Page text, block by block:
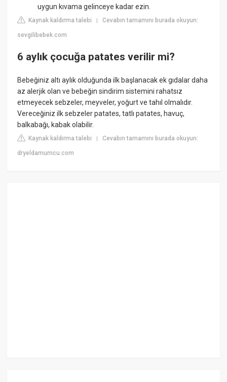
uygun kıvama gelinceye kadar ezin.
Kaynak kaldırma talebi |Cevabın tamamını burada okuyun:
sevgilibebek.com
6 aylık çocuğa patates verilir mi?
Bebeğiniz altı aylık olduğunda ilk başlanacak ek gıdalar daha
az alerjik olan ve bebeğin sindirim sistemini rahatsız
etmeyecek sebzeler, meyveler, yoğurt ve tahıl olmalıdır.
Vereceğiniz ilk sebzeler patates, tatlı patates, havuç,
balkabağı, kabak olabilir.
Kaynak kaldırma talebi |Cevabın tamamını burada okuyun:
dryeldamumcu.com